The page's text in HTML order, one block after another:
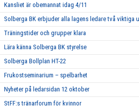
Kansliet är obemannat idag 4/11
Solberga BK erbjuder alla lagens ledare två viktiga
Träningstider och grupper klara
Lära känna Solberga BK styrelse
Solberga Bollplan HT-22
Frukostseminarium – spelbarhet
Nyheter på ledarsidan 12 oktober
StFF:s tränarforum för kvinnor